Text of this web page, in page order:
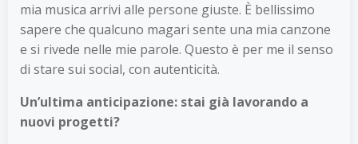
mia musica arrivi alle persone giuste. È bellissimo
sapere che qualcuno magari sente una mia canzone
e si rivede nelle mie parole. Questo è per me il senso
di stare sui social, con autenticità.
Un’ultima anticipazione: stai già lavorando a
nuovi progetti?